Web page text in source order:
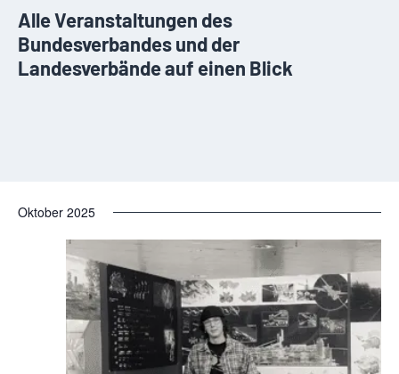
Alle Veranstaltungen des
Bundesverbandes und der
Landesverbände auf einen Blick
Oktober 2025